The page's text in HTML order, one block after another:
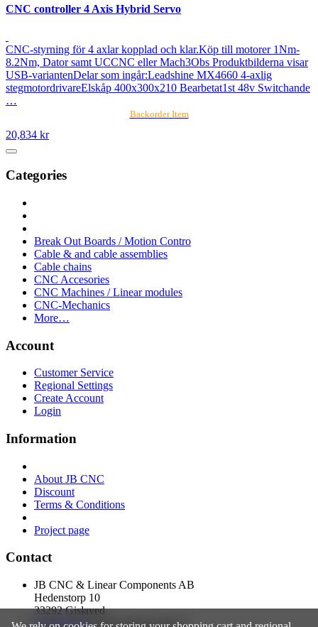
CNC controller 4 Axis Hybrid Servo
CNC-styrning för 4 axlar kopplad och klar.Köp till motorer 1Nm-
8.2Nm, Dator samt UCCNC eller Mach3Obs Produktbilderna visar
USB-variantenDelar som ingår:Leadshine MX4660 4-axlig
stegmotordrivareElskåp 400x300x210 Bearbetat1st 48v Switchande
…
Backorder Item
20,834 kr
Categories
Break Out Boards / Motion Contro
Cable & and cable assemblies
Cable chains
CNC Accesories
CNC Machines / Linear modules
CNC-Mechanics
More…
Account
Customer Service
Regional Settings
Create Account
Login
Information
About JB CNC
Discount
Terms & Conditions
Project page
Contact
JB CNC & Linear Components AB
Hedenstorp 10
33292 Gislaved
0760396596(Order/fakturafrågor)